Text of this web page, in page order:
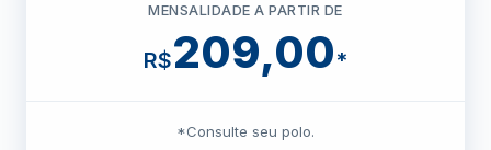
MENSALIDADE A PARTIR DE
R$209,00*
*Consulte seu polo.